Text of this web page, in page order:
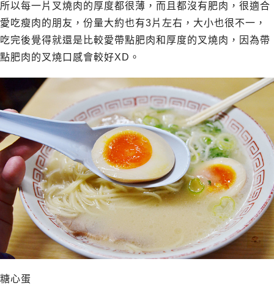
所以每一片叉燒肉的厚度都很薄，而且都沒有肥肉，很適合
愛吃瘦肉的朋友，份量大約也有3片左右，大小也很不一，
吃完後覺得就還是比較愛帶點肥肉和厚度的叉燒肉，因為帶
點肥肉的叉燒口感會較好XD。
糖心蛋